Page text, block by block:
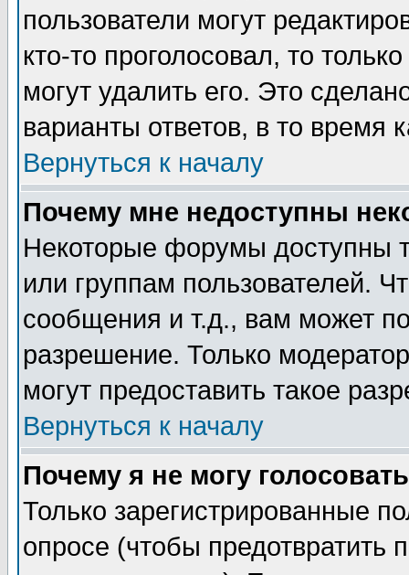
пользователи могут
кто-то проголосовал, то
могут удалить его. Это
варианты ответов, в то время
Вернуться к началу
Почему мне недоступны
Некоторые форумы доступны
или группам пользователей.
сообщения и т.д., вам может
разрешение. Только
могут предоставить такое
Вернуться к началу
Почему я не могу
Только зарегистрированные
опросе (чтобы предотвратить